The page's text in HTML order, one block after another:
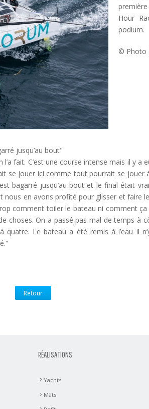
Hour
podium.
© Photo
jusqu’au bout"
fait. C’est une course intense mais il y a
se jouer ici comme tout pourrait se jouer
bagarré jusqu’au bout et le final était
en avons profité pour glisser et faire
comment toiler le bateau ni comment
choses. On a passé pas mal de temps à
Le bateau a été remis à l’eau il
Retour
RÉALISATIONS
Yachts
Mâts